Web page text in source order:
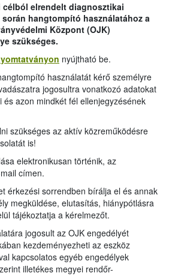
elrendelt diagnosztikai
hangtompító használatához a
Központ (OJK)
szükséges.
nyújtható be.
használatát kérő személyre
jogosultra vonatkozó adatokat
azon mindkét fél ellenjegyzésének
szükséges az aktív közreműködésre
is!
elektronikusan történik, az
címen.
érkezési sorrendben bírálja el és annak
megküldése, elutasítás, hiánypótlásra
tájékoztatja a kérelmezőt.
jogosult az OJK engedélyét
kezdeményezheti az eszköz
kapcsolatos egyéb engedélyek
illetékes megyei rendőr-